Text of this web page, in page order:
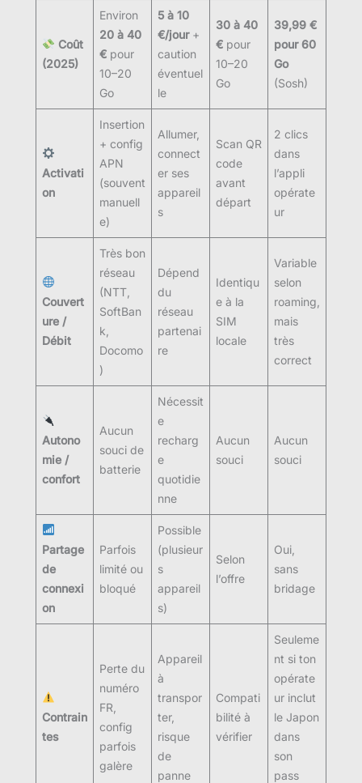
Coût
(2025)
Environ
20 à 40
€ pour
10–20
Go
5 à 10
€/jour+
caution
éventuel
le
30 à 40
€ pour
10–20
Go
39,99 €
pour 60
Go
(Sosh)
Activati
on
Insertion
+ config
APN
(souvent
manuell
e)
Allumer,
connect
er ses
appareil
s
Scan QR
code
avant
départ
2 clics
dans
l’appli
opérate
ur
Couvert
ure /
Débit
Très bon
réseau
(NTT,
SoftBan
k,
Docomo
)
Dépend
du
réseau
partenai
re
Identiqu
e à la
SIM
locale
Variable
selon
roaming,
mais
très
correct
Autono
mie /
confort
Aucun
souci de
batterie
Nécessit
e
recharg
e
quotidie
nne
Aucun
souci
Aucun
souci
Partage
de
connexi
on
Parfois
limité ou
bloqué
Possible
(plusieur
s
appareil
s)
Selon
l’offre
Oui,
sans
bridage
Contrain
tes
Perte du
numéro
FR,
config
parfois
galère
Appareil
à
transpor
ter,
risque
de
panne
Compati
bilité à
vérifier
Seuleme
nt si ton
opérate
ur inclut
le Japon
dans
son
pass